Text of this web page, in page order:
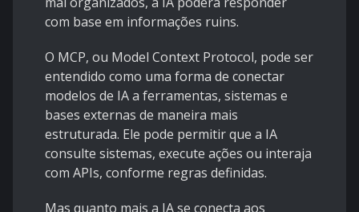
com base em informações ruins.
O MCP, ou Model Context Protocol, pode ser
entendido como uma forma de conectar
modelos de IA a ferramentas, sistemas e
bases externas de maneira mais
estruturada. Ele pode permitir que a IA
consulte sistemas, execute ações ou interaja
com APIs, conforme regras definidas.
Mas quanto mais a IA se conecta aos